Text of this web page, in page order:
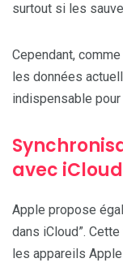
surtout si les
Cependant,
les données
indispensable
avec iCloud
Apple propose
dans iCloud”.
les appareils